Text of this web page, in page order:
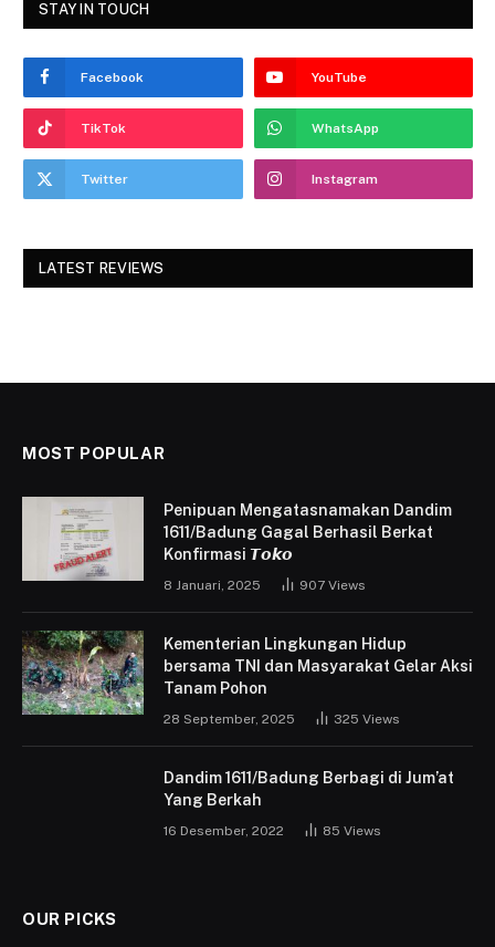
STAY IN TOUCH
Facebook YouTube
TikTok WhatsApp
Twitter Instagram
LATEST REVIEWS
MOST POPULAR
Penipuan Mengatasnamakan Dandim
1611/Badung Gagal Berhasil Berkat
Konfirmasi 𝙏𝙤𝙠𝙤
8 Januari, 2025 907 Views
Kementerian Lingkungan Hidup
bersama TNI dan Masyarakat Gelar Aksi
Tanam Pohon
28 September, 2025 325 Views
Dandim 1611/Badung Berbagi di Jum’at
Yang Berkah
16 Desember, 2022 85 Views
OUR PICKS